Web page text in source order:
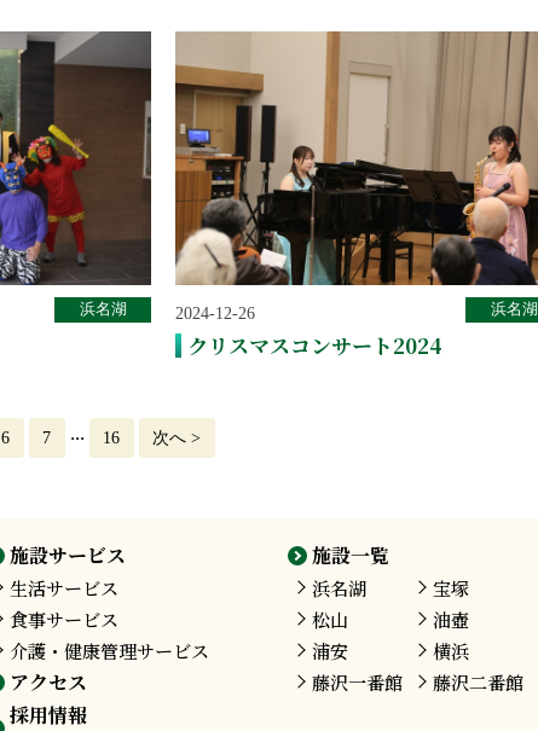
浜名湖 2024-12-26
クリスマスコンサート2024
浜名湖
6 7 ... 16 次へ>
施設サービス
生活サービス
食事サービス
介護・健康管理サービス
アクセス
採用情報
施設一覧
浜名湖
宝塚
松山
油壺
浦安
横浜
藤沢一番館 藤沢二番館